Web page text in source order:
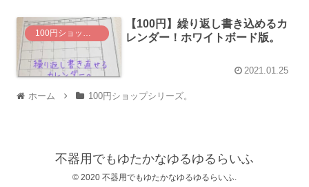
100円ショップシリーズ。
【100円】繰り返し書き込めるカ
レンダー！ホワイトボード版。
2021.01.25
ホーム 100円ショップシリーズ。
不器用でもゆたかなゆるゆるらいふ
© 2020 不器用でもゆたかなゆるゆるらいふ.